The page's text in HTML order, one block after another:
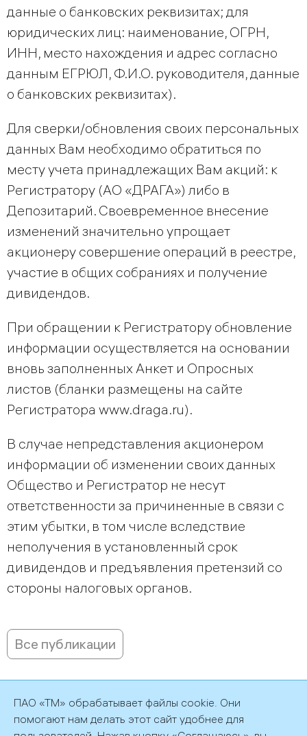
данные о банковских реквизитах; для
юридических лиц: наименование, ОГРН,
ИНН, место нахождения и адрес согласно
данным ЕГРЮЛ, Ф.И.О. руководителя, данные
о банковских реквизитах).
Для сверки/обновления своих персональных
данных Вам необходимо обратиться по
месту учета принадлежащих Вам акций: к
Регистратору (АО «ДРАГА») либо в
Депозитарий. Своевременное внесение
изменений значительно упрощает
акционеру совершение операций в реестре,
участие в общих собраниях и получение
дивидендов.
При обращении к Регистратору обновление
информации осуществляется на основании
вновь заполненных Анкет и Опросных
листов (бланки размещены на сайте
Регистратора www.draga.ru).
В случае непредставления акционером
информации об изменении своих данных
Общество и Регистратор не несут
ответственности за причиненные в связи с
этим убытки, в том числе вследствие
неполучения в установленный срок
дивидендов и предъявления претензий со
стороны налоговых органов.
Все публикации
ПАО «ТМ» обрабатывает файлы cookie. Они
помогают нам делать этот сайт удобнее для